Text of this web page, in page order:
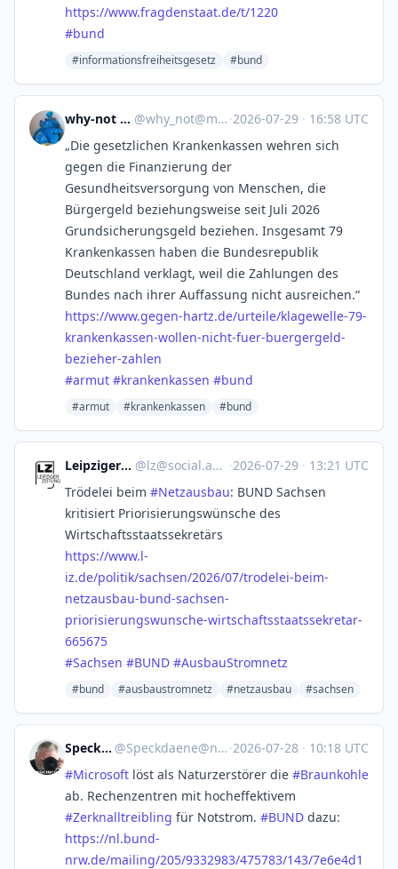
https://www.fragdenstaat.de/t/1220
#bund
#informationsfreiheitsgesetz #bund
why-not @why-not? @why_not@mastodon.social ·2026-07-29 · 16:58 UTC
„Die gesetzlichen Krankenkassen wehren sich
gegen die Finanzierung der
Gesundheitsversorgung von Menschen, die
Bürgergeld beziehungsweise seit Juli 2026
Grundsicherungsgeld beziehen. Insgesamt 79
Krankenkassen haben die Bundesrepublik
Deutschland verklagt, weil die Zahlungen des
Bundes nach ihrer Auffassung nicht ausreichen.“
https://www.gegen-hartz.de/urteile/klagewelle-79-
krankenkassen-wollen-nicht-fuer-buergergeld-
bezieher-zahlen
#armut #krankenkassen #bund
#armut #krankenkassen #bund
Leipziger Zeitung @lz@social.anoxinon.de ·2026-07-29 · 13:21 UTC
Trödelei beim #Netzausbau: BUND Sachsen
kritisiert Priorisierungswünsche des
Wirtschaftsstaatssekretärs
https://www.l-
iz.de/politik/sachsen/2026/07/trodelei-beim-
netzausbau-bund-sachsen-
priorisierungswunsche-wirtschaftsstaatssekretar-
665675
#Sachsen #BUND #AusbauStromnetz
#bund #ausbaustromnetz #netzausbau #sachsen
Speckdäne @Speckdaene@nrw.social ·2026-07-28 · 10:18 UTC
#Microsoft löst als Naturzerstörer die #Braunkohle
ab. Rechenzentren mit hocheffektivem
#Zerknalltreibling für Notstrom. #BUND dazu:
https://nl.bund-
nrw.de/mailing/205/9332983/475783/143/7e6e4d1